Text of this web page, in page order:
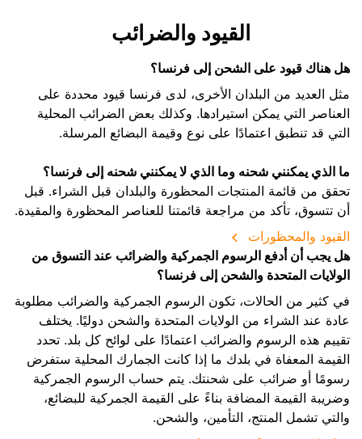
القيود والضرائب
هل هناك قيود على الشحن إلى فرنسا؟
مثل العديد من البلدان الأخرى، لدى فرنسا قيود محددة على
العناصر التي يمكن استيرادها. وكذلك بعض الضرائب المحلية
التي قد تنطبق اعتمادًا على نوع وقيمة البضائع المرسلة.
ما الذي يمكنني شحنه وما الذي لا يمكنني شحنه إلى فرنسا؟
تحقق من قائمة المنتجات المحظورة والبلدان قبل الشراء. قبل
أن تتسوق، تأكد من مراجعة قائمتنا للعناصر المحظورة والمقيدة.
القيود والمحظورات
هل يجب أن أدفع الرسوم الجمركية والضرائب عند التسوق من
الولايات المتحدة والشحن إلى فرنسا؟
في كثير من الحالات، تكون الرسوم الجمركية والضرائب مطلوبة
عادة عند الشراء من الولايات المتحدة والشحن دوليًا. يختلف
تقييم هذه الرسوم والضرائب اعتمادًا على لوائح كل بلد. تحدد
القيمة المعفاة في بلدك ما إذا كانت الجمارك المحلية ستفرض
رسومًا أو ضرائب على شحنتك. يتم حساب الرسوم الجمركية
وضريبة القيمة المضافة بناءً على القيمة الجمركية للبضائع،
والتي تشمل المنتج، التأمين، والشحن.